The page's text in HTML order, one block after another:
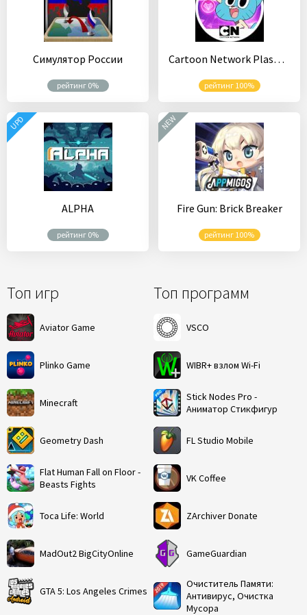
Топ игр
Aviator Game
Plinko Game
Minecraft
Geometry Dash
Flat Human Fall on Floor -
Beasts Fights
Toca Life: World
MadOut2 BigCityOnline
GTA 5: Los Angeles Crimes
Топ программ
VSCO
WIBR+ взлом Wi-Fi
Stick Nodes Pro -
Аниматор Стикфигур
FL Studio Mobile
VK Coffee
ZArchiver Donate
GameGuardian
Очиститель Памяти:
Антивирус, Очистка
Мусора
Симулятор России
рейтинг 0%
Cartoon Network Plasma Pop
рейтинг 100%
ALPHA
рейтинг 0%
UPD
Fire Gun: Brick Breaker
рейтинг 100%
NEW